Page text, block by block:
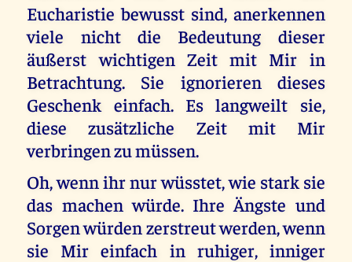
Eucharistie bewusst sind, anerkennen
viele nicht die Bedeutung dieser
äußerst wichtigen Zeit mit Mir in
Betrachtung. Sie ignorieren dieses
Geschenk einfach. Es langweilt sie,
diese zusätzliche Zeit mit Mir
verbringen zu müssen.
Oh, wenn ihr nur wüsstet, wie stark sie
das machen würde. Ihre Ängste und
Sorgen würden zerstreut werden, wenn
sie Mir einfach in ruhiger, inniger